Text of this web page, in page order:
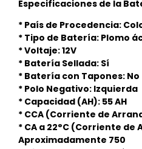
Especificaciones de la
* País de Procedencia:
* Tipo de Batería: Plomo
* Voltaje: 12V
* Batería Sellada: Sí
* Batería con Tapones: No
* Polo Negativo: Izquierda
* Capacidad (AH): 55 AH
* CCA (Corriente de
* CA a 22°C (Corriente de
Aproximadamente 750